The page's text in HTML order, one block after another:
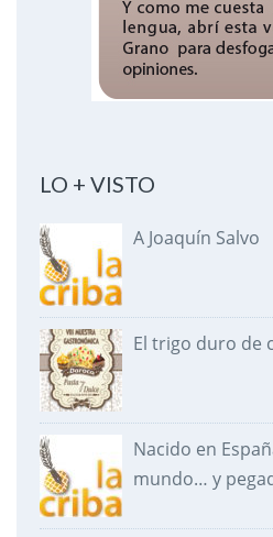
LO + VISTO
A Joaquín Salvo
El trigo duro de
Nacido en
mundo… y